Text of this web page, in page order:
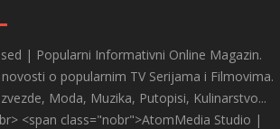
| Popularni Informativni Online Magazin.
o popularnim TV Serijama i Filmovima.
Moda, Muzika, Putopisi, Kulinarstvo...
<span class="nobr">AtomMedia Studio |